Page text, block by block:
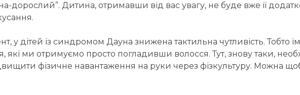
дорослий”. Дитина, отримавши від вас увагу, не буде вже її
дітей із синдромом Дауна знижена тактильна чутливість. Тобто
які ми отримуємо просто погладивши волосся. Тут, знову таки,
фізичне навантаження на руки через фізкультуру. Можна